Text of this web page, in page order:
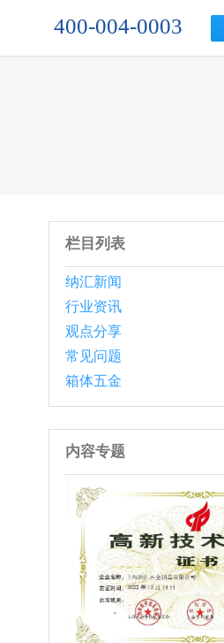
400-004-0003
栏目列表
纳汇新闻
行业资讯
观点分享
常见问题
箱体五金
内容专题